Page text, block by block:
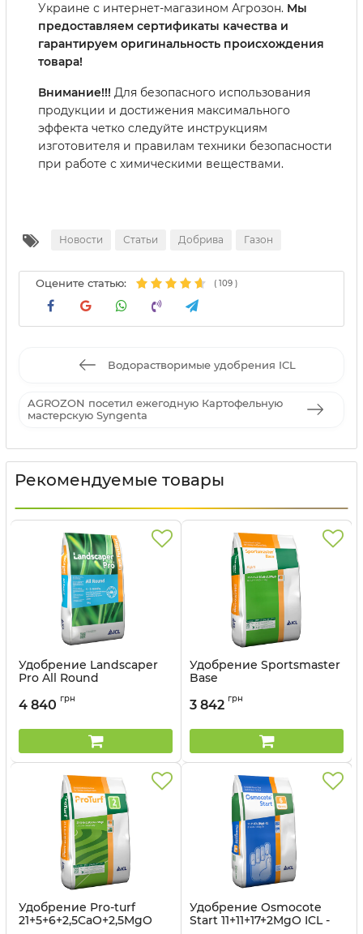
Украине с интернет-магазином Агрозон. Мы
предоставляем сертификаты качества и
гарантируем оригинальность происхождения
товара!
Внимание!!! Для безопасного использования
продукции и достижения максимального
эффекта четко следуйте инструкциям
изготовителя и правилам техники безопасности
при работе с химическими веществами.
Новости Статьи Добрива Газон
Оцените статью: ( 109 )
Водорастворимые удобрения ICL
AGROZON посетил ежегодную Картофельную
мастерскую Syngenta
Рекомендуемые товары
Удобрение Landscaper
Pro All Round
Артикул: 3301502
4 840 грн
Удобрение Sportsmaster
Base
- 25 кг
3 842 грн
Удобрение Pro-turf
21+5+6+2,5CaO+2,5MgO
Удобрение Osmocote
Start 11+11+17+2MgO ICL -